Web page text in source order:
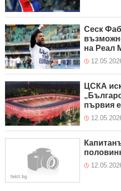
Сеск
на Реал
ЦСКА
първия